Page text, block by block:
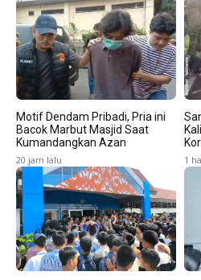
Motif Dendam Pribadi, Pria ini
Bacok Marbut Masjid Saat
Kumandangkan Azan
20 jam lalu 1